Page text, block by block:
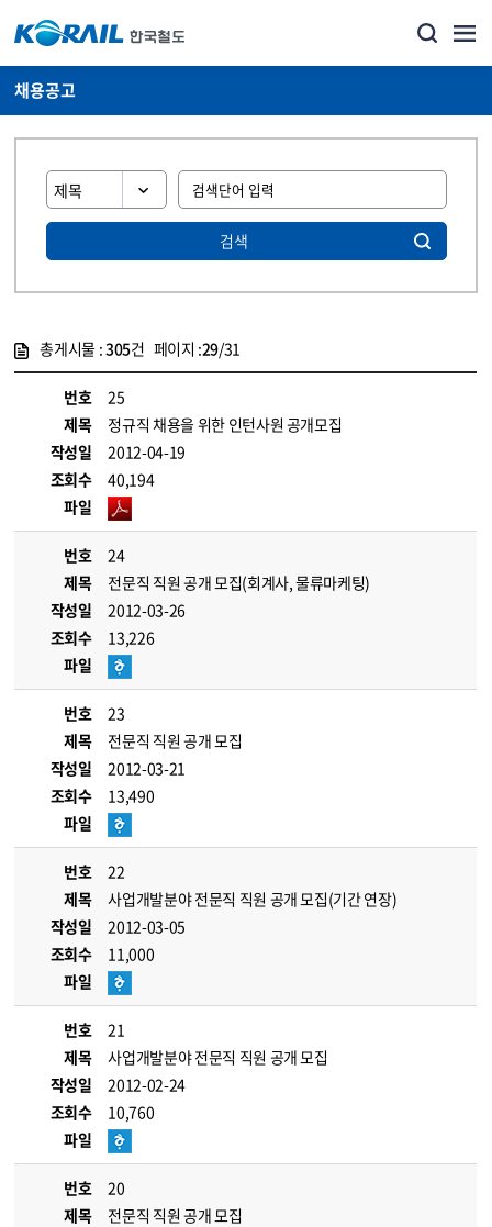
채용공고
검색
총게시물 :305건 페이지 :29/31
번호
25
제목
정규직 채용을 위한 인턴사원 공개모집
작성일
2012-04-19
조회수
40,194
파일
번호
24
제목
전문직 직원 공개 모집(회계사, 물류마케팅)
작성일
2012-03-26
조회수
13,226
파일
번호
23
제목
전문직 직원 공개 모집
작성일
2012-03-21
조회수
13,490
파일
번호
22
제목
사업개발분야 전문직 직원 공개 모집(기간 연장)
작성일
2012-03-05
조회수
11,000
파일
번호
21
제목
사업개발분야 전문직 직원 공개 모집
작성일
2012-02-24
조회수
10,760
파일
번호
20
제목
전문직 직원 공개 모집